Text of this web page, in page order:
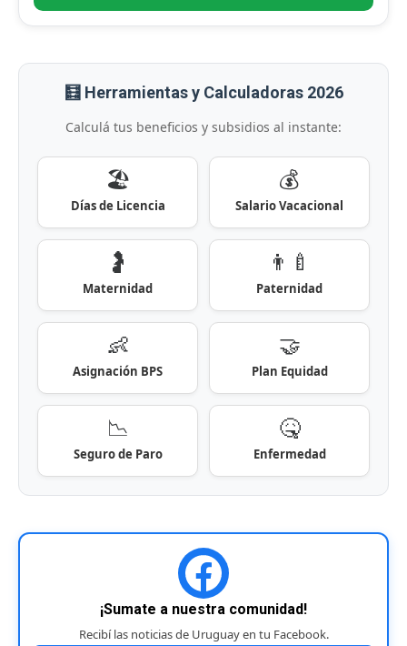
🧮 Herramientas y Calculadoras 2026
Calculá tus beneficios y subsidios al instante:
🏖️
Días de Licencia
💰
Salario Vacacional
🤰
Maternidad
👨‍🍼
Paternidad
👶
Asignación BPS
🤝
Plan Equidad
📉
Seguro de Paro
🤒
Enfermedad
¡Sumate a nuestra comunidad!
Recibí las noticias de Uruguay en tu Facebook.